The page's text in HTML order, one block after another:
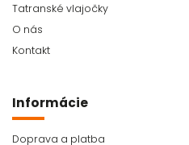
Tatranské vlajočky
O nás
Kontakt
Informácie
Doprava a platba